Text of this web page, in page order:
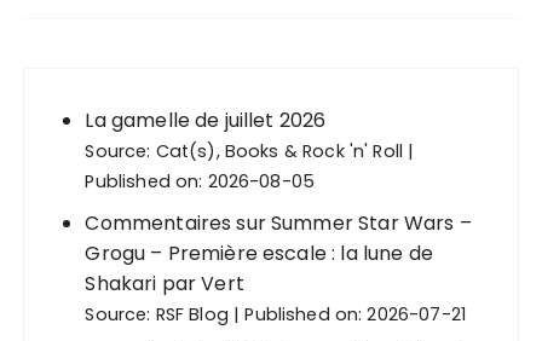
La gamelle de juillet 2026
Source: Cat(s), Books & Rock 'n' Roll
Published on: 2026-08-05
Commentaires sur Summer Star Wars –
Grogu – Première escale : la lune de
Shakari par Vert
Source: RSF Blog Published on: 2026-07-21